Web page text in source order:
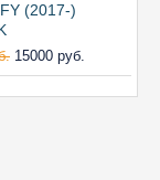
(2017-)
15000 руб.